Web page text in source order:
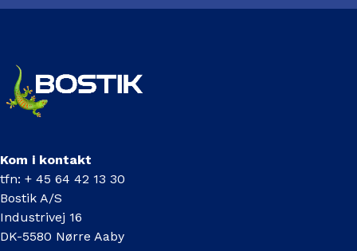
Kom i kontakt
tfn: + 45 64 42 13 30
Bostik A/S
Industrivej 16
DK-5580 Nørre Aaby